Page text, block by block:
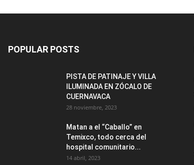
POPULAR POSTS
PISTA DE PATINAJE Y VILLA
ILUMINADA EN ZÓCALO DE
CUERNAVACA
28 noviembre, 2023
Matan a el “Caballo” en
Temixco, todo cerca del
hospital comunitario...
14 abril, 2023